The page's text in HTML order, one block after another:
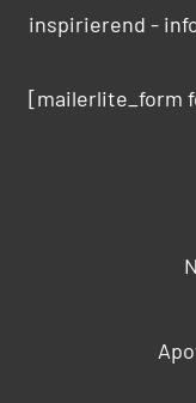
inspirierend -
[mailerlite_form